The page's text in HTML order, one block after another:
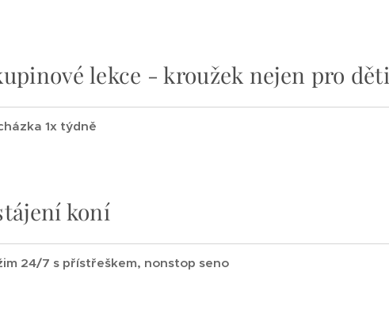
lekce - kroužek nejen pro děti
1x týdně
koní
24/7 s přístřeškem, nonstop seno